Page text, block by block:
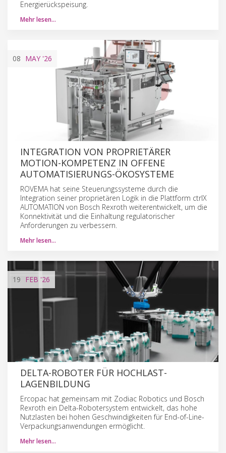
Energierückspeisung.
Mehr lesen…
08 MAY '26
INTEGRATION VON PROPRIETÄRER
MOTION-KOMPETENZ IN OFFENE
AUTOMATISIERUNGS-ÖKOSYSTEME
ROVEMA hat seine Steuerungssysteme durch die
Integration seiner proprietären Logik in die Plattform ctrlX
AUTOMATION von Bosch Rexroth weiterentwickelt, um die
Konnektivität und die Einhaltung regulatorischer
Anforderungen zu verbessern.
Mehr lesen…
19 FEB '26
DELTA-ROBOTER FÜR HOCHLAST-
LAGENBILDUNG
Ercopac hat gemeinsam mit Zodiac Robotics und Bosch
Rexroth ein Delta-Robotersystem entwickelt, das hohe
Nutzlasten bei hohen Geschwindigkeiten für End-of-Line-
Verpackungsanwendungen ermöglicht.
Mehr lesen…